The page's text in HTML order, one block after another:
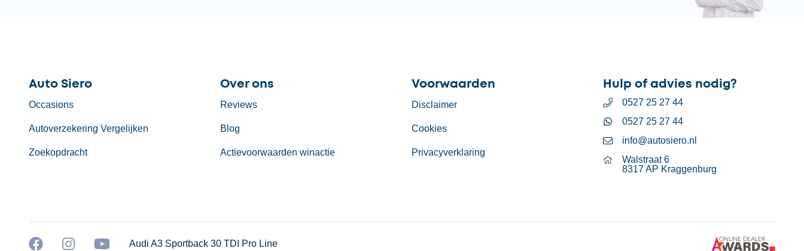
Auto Siero
Occasions
Autoverzekering Vergelijken
Zoekopdracht
Over ons
Reviews
Blog
Actievoorwaarden winactie
Voorwaarden
Disclaimer
Cookies
Privacyverklaring
Hulp of advies nodig?
0527 25 27 44
0527 25 27 44
info@autosiero.nl
Walstraat 6
8317 AP Kraggenburg
Audi A3 Sportback 30 TDI Pro Line